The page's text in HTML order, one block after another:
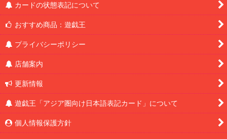
カードの状態表記について
おすすめ商品：遊戯王
プライバシーポリシー
店舗案内
更新情報
遊戯王「アジア圏向け日本語表記カード」について
個人情報保護方針